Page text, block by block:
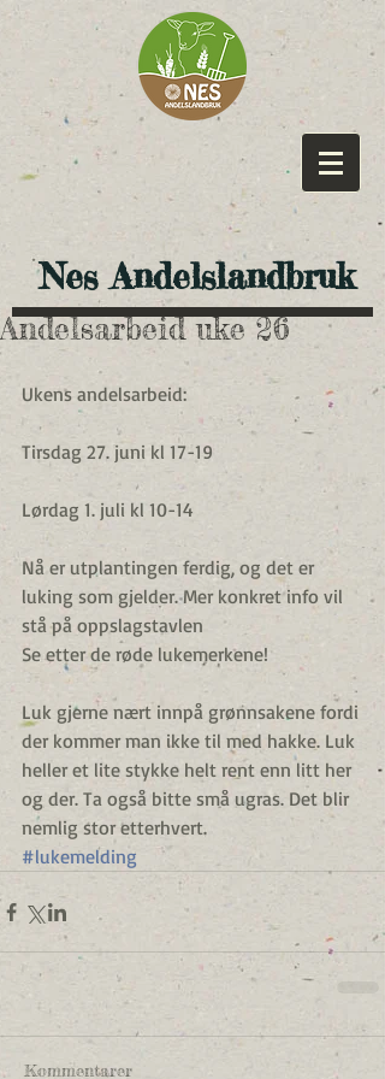
Andelslandbruk
Andelsarbeid uke 26
Ukens andelsarbeid:
Tirsdag 27. juni kl 17-19
Lørdag 1. juli kl 10-14
Nå er utplantingen ferdig, og det er
luking som gjelder. Mer konkret info vil
stå på oppslagstavlen
Se etter de røde lukemerkene!
Luk gjerne nært innpå grønnsakene fordi
der kommer man ikke til med hakke. Luk
heller et lite stykke helt rent enn litt her
og der. Ta også bitte små ugras. Det blir
nemlig stor etterhvert.
#lukemelding
Kommentarer